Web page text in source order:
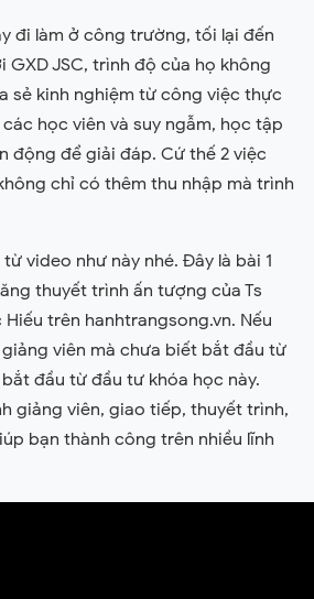
đi làm ở công trường, tối lại đến
JSC, trình độ của họ không
sẻ kinh nghiệm từ công việc thực
học viên và suy ngẫm, học tập
động để giải đáp. Cứ thế 2 việc
chỉ có thêm thu nhập mà trình
video như này nhé. Đây là bài 1
thuyết trình ấn tượng của Ts
Hiếu trên hanhtrangsong.vn. Nếu
viên mà chưa biết bắt đầu từ
đầu từ đầu tư khóa học này.
giảng viên, giao tiếp, thuyết trình,
bạn thành công trên nhiều lĩnh